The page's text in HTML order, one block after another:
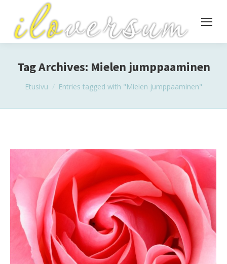
Tag Archives: Mielen jumppaaminen
You are here:
Etusivu Entries tagged with "Mielen jumppaaminen"